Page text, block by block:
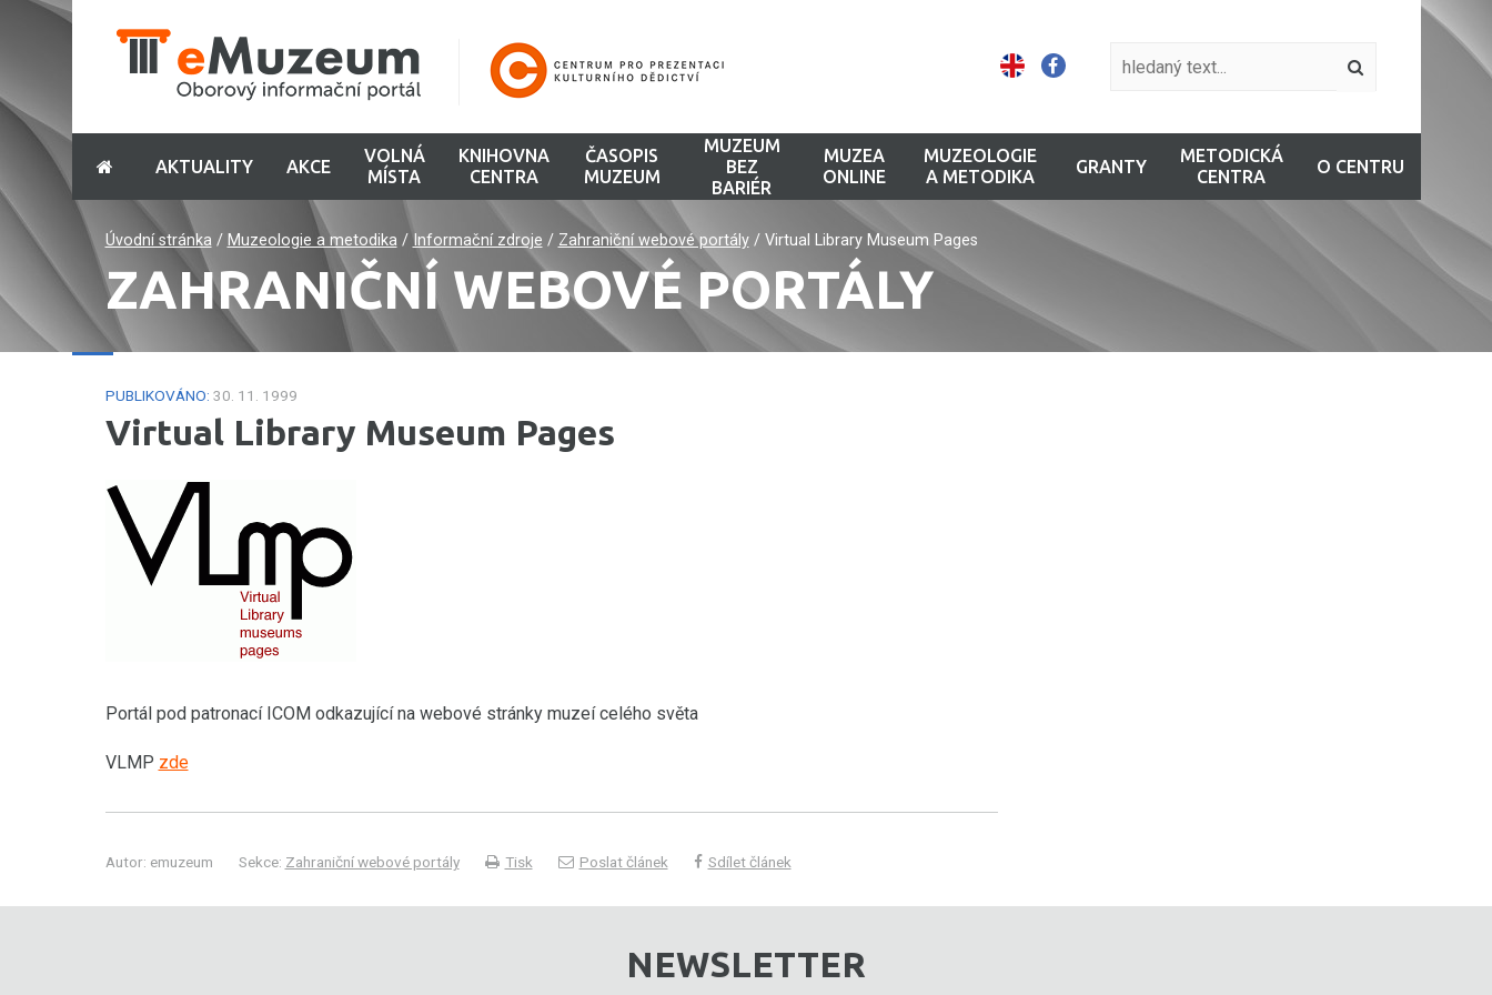
AKTUALITY AKCE
VOLNÁ
MÍSTA
KNIHOVNA
CENTRA
ČASOPIS
MUZEUM
MUZEUM
BEZ
BARIÉR
MUZEA
ONLINE
MUZEOLOGIE
A METODIKA
GRANTY
METODICKÁ
CENTRA
O CENTRU
Úvodní stránka/ Muzeologie a metodika/ Informační zdroje / Zahraniční webové portály/ Virtual Library Museum Pages
ZAHRANIČNÍ WEBOVÉ PORTÁLY
PUBLIKOVÁNO: 30. 11. 1999
Virtual Library Museum Pages
Portál pod patronací ICOM odkazující na webové stránky muzeí celého světa
VLMP zde
Autor: emuzeum Sekce: Zahraniční webové portály Tisk Poslat článek Sdílet článek
NEWSLETTER